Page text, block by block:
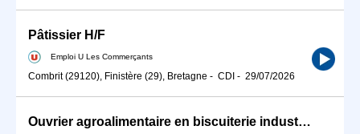
Pâtissier H/F
Emploi U Les Commerçants
Combrit (29120), Finistère (29), Bretagne - CDI - 29/07/2026
Ouvrier agroalimentaire en biscuiterie industrielle (H/F)